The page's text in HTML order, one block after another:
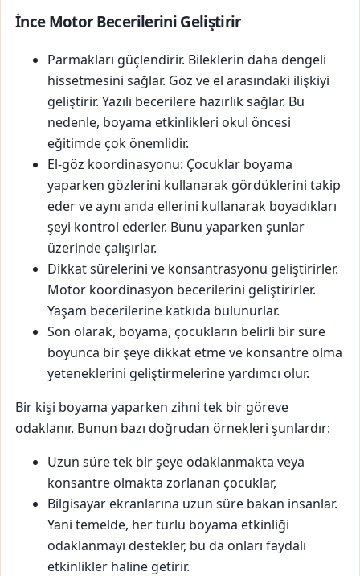
İnce Motor Becerilerini Geliştirir
Parmakları güçlendirir. Bileklerin daha dengeli
hissetmesini sağlar. Göz ve el arasındaki ilişkiyi
geliştirir. Yazılı becerilere hazırlık sağlar. Bu
nedenle, boyama etkinlikleri okul öncesi
eğitimde çok önemlidir.
El-göz koordinasyonu: Çocuklar boyama
yaparken gözlerini kullanarak gördüklerini takip
eder ve aynı anda ellerini kullanarak boyadıkları
şeyi kontrol ederler. Bunu yaparken şunlar
üzerinde çalışırlar.
Dikkat sürelerini ve konsantrasyonu geliştirirler.
Motor koordinasyon becerilerini geliştirirler.
Yaşam becerilerine katkıda bulunurlar.
Son olarak, boyama, çocukların belirli bir süre
boyunca bir şeye dikkat etme ve konsantre olma
yeteneklerini geliştirmelerine yardımcı olur.
Bir kişi boyama yaparken zihni tek bir göreve
odaklanır. Bunun bazı doğrudan örnekleri şunlardır:
Uzun süre tek bir şeye odaklanmakta veya
konsantre olmakta zorlanan çocuklar,
Bilgisayar ekranlarına uzun süre bakan insanlar.
Yani temelde, her türlü boyama etkinliği
odaklanmayı destekler, bu da onları faydalı
etkinlikler haline getirir.